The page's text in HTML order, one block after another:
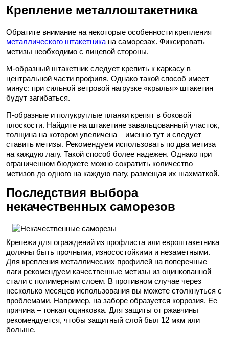
Крепление металлоштакетника
Обратите внимание на некоторые особенности крепления
металлического штакетника на саморезах. Фиксировать
метизы необходимо с лицевой стороны.
М-образный штакетник следует крепить к каркасу в
центральной части профиля. Однако такой способ имеет
минус: при сильной ветровой нагрузке «крылья» штакетин
будут загибаться.
П-образные и полукруглые планки крепят в боковой
плоскости. Найдите на штакетине завальцованный участок,
толщина на котором увеличена – именно тут и следует
ставить метизы. Рекомендуем использовать по два метиза
на каждую лагу. Такой способ более надежен. Однако при
ограниченном бюджете можно сократить количество
метизов до одного на каждую лагу, размещая их шахматкой.
Последствия выбора
некачественных саморезов
Крепежи для ограждений из профлиста или евроштакетника
должны быть прочными, износостойкими и незаметными.
Для крепления металлических профилей на поперечные
лаги рекомендуем качественные метизы из оцинкованной
стали с полимерным слоем. В противном случае через
несколько месяцев использования вы можете столкнуться с
проблемами. Например, на заборе образуется коррозия. Ее
причина – тонкая оцинковка. Для защиты от ржавчины
рекомендуется, чтобы защитный слой был 12 мкм или
больше.